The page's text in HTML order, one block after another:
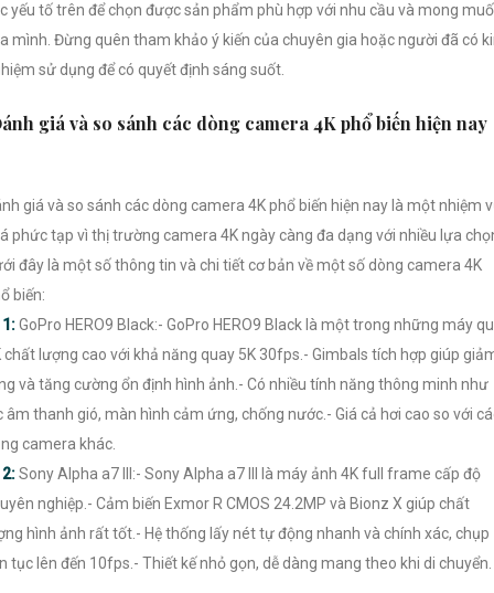
yếu tố trên để chọn được sản phẩm phù hợp với nhu cầu và mong
mình. Đừng quên tham khảo ý kiến của chuyên gia hoặc người đã có
sử dụng để có quyết định sáng suốt.
giá và so sánh các dòng camera 4K phổ biến hiện nay
giá và so sánh các dòng camera 4K phổ biến hiện nay là một nhiệm
phức tạp vì thị trường camera 4K ngày càng đa dạng với nhiều lựa
đây là một số thông tin và chi tiết cơ bản về một số dòng camera 4K
biến:
1:GoPro HERO9 Black:- GoPro HERO9 Black là một trong những máy
chất lượng cao với khả năng quay 5K 30fps.- Gimbals tích hợp giúp
và tăng cường ổn định hình ảnh.- Có nhiều tính năng thông minh như
âm thanh gió, màn hình cảm ứng, chống nước.- Giá cả hơi cao so với
camera khác.
2:Sony Alpha a7 III:- Sony Alpha a7 III là máy ảnh 4K full frame cấp độ
nghiệp.- Cảm biến Exmor R CMOS 24.2MP và Bionz X giúp chất
hình ảnh rất tốt.- Hệ thống lấy nét tự động nhanh và chính xác, chụp
tục lên đến 10fps.- Thiết kế nhỏ gọn, dễ dàng mang theo khi di chuyển.